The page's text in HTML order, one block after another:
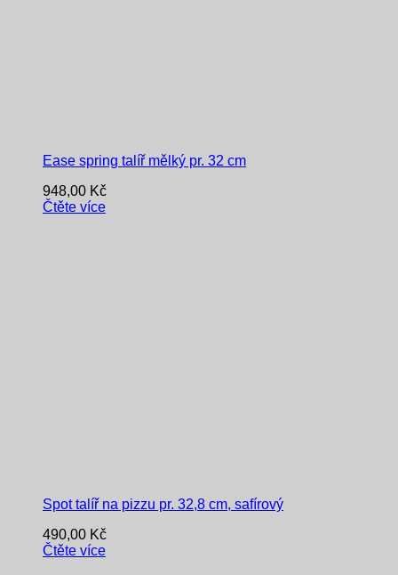
Ease spring talíř mělký pr. 32 cm
948,00 Kč
Čtěte více
Spot talíř na pizzu pr. 32,8 cm, safírový
490,00 Kč
Čtěte více